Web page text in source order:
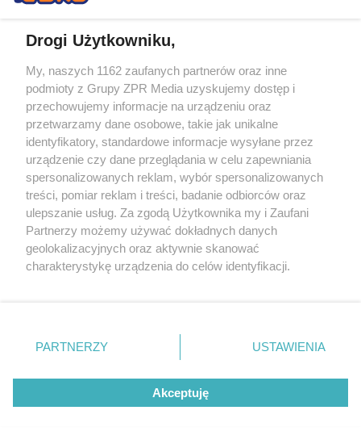
ESKA SUMMER CITY 2026
Slavia Festival 2026 w Rybakach.
Trzy dni słowiańskiej historii, muzyki
i relaksu nad Jeziorem Łańskim
Drogi Użytkowniku,
My, naszych 1162 zaufanych partnerów oraz inne
podmioty z Grupy ZPR Media uzyskujemy dostęp i
przechowujemy informacje na urządzeniu oraz
przetwarzamy dane osobowe, takie jak unikalne
identyfikatory, standardowe informacje wysyłane przez
urządzenie czy dane przeglądania w celu zapewniania
spersonalizowanych reklam, wybór spersonalizowanych
treści, pomiar reklam i treści, badanie odbiorców oraz
ulepszanie usług. Za zgodą Użytkownika my i Zaufani
Partnerzy możemy używać dokładnych danych
geolokalizacyjnych oraz aktywnie skanować
charakterystykę urządzenia do celów identyfikacji.
zmienić/wycofać klikając przycisk ustawień prywatności
znajdujący się w lewym dolnym rogu strony
rodzaje przetwarzania danych nie wymagają zgody
użytkownika, ale masz prawo sprzeciwić się takiemu
przetwarzaniu. Preferencje będą miały zastosowanie tylko
PARTNERZY USTAWIENIA
Akceptuję